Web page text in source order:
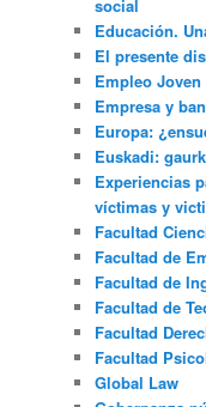
social
Educación.
El presente
Empleo Joven
Empresa y
Europa:
Euskadi:
Experiencias
víctimas y
Facultad
Facultad de
Facultad de
Facultad de
Facultad
Facultad
Global Law